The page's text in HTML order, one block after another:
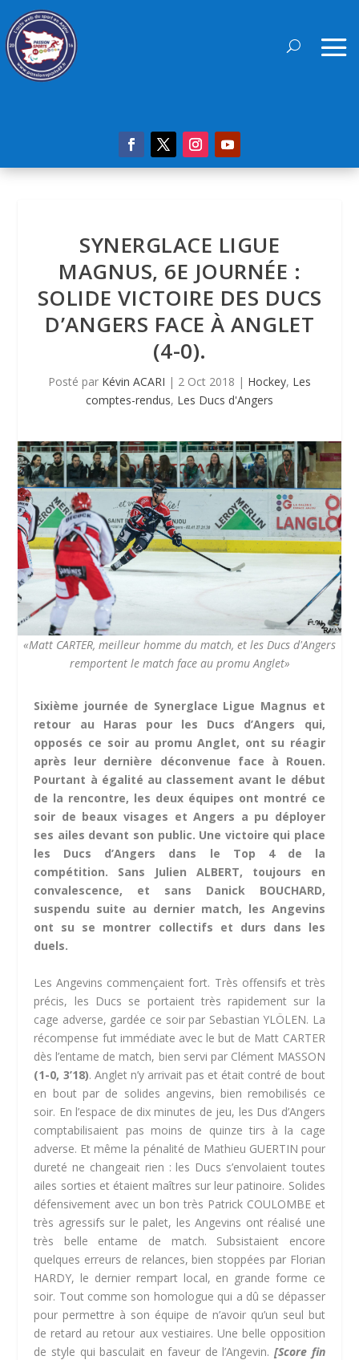
SYNERGLACE LIGUE
MAGNUS, 6E JOURNÉE :
SOLIDE VICTOIRE DES DUCS
D’ANGERS FACE À ANGLET
(4-0).
Posté par Kévin ACARI | 2 Oct 2018 | Hockey, Les
comptes-rendus, Les Ducs d'Angers
«Matt CARTER, meilleur homme du match, et les Ducs d'Angers
remportent le match face au promu Anglet»
Sixième journée de Synerglace Ligue Magnus et
retour au Haras pour les Ducs d’Angers qui,
opposés ce soir au promu Anglet, ont su réagir
après leur dernière déconvenue face à Rouen.
Pourtant à égalité au classement avant le début
de la rencontre, les deux équipes ont montré ce
soir de beaux visages et Angers a pu déployer
ses ailes devant son public. Une victoire qui place
les Ducs d’Angers dans le Top 4 de la
compétition. Sans Julien ALBERT, toujours en
convalescence, et sans Danick BOUCHARD,
suspendu suite au dernier match, les Angevins
ont su se montrer collectifs et durs dans les
duels.
Les Angevins commençaient fort. Très offensifs et très
précis, les Ducs se portaient très rapidement sur la
cage adverse, gardée ce soir par Sebastian YLÖLEN. La
récompense fut immédiate avec le but de Matt CARTER
dès l’entame de match, bien servi par Clément MASSON
(1-0, 3’18). Anglet n’y arrivait pas et était contré de bout
en bout par de solides angevins, bien remobilisés ce
soir. En l’espace de dix minutes de jeu, les Dus d’Angers
comptabilisaient pas moins de quinze tirs à la cage
adverse. Et même la pénalité de Mathieu GUERTIN pour
dureté ne changeait rien : les Ducs s’envolaient toutes
ailes sorties et étaient maîtres sur leur patinoire. Solides
défensivement avec un bon très Patrick COULOMBE et
très agressifs sur le palet, les Angevins ont réalisé une
très belle entame de match. Subsistaient encore
quelques erreurs de relances, bien stoppées par Florian
HARDY, le dernier rempart local, en grande forme ce
soir. Tout comme son homologue qui a dû se dépasser
pour permettre à son équipe de n’avoir qu’un seul but
de retard au retour aux vestiaires. Une belle opposition
de style qui basculait en faveur de l’Angevin. [Score fin